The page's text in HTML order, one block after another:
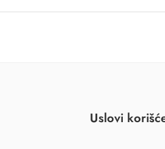
Uslovi